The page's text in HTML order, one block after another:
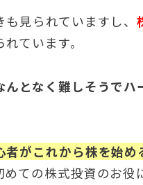
も見られていますし、
ています。
んとなく難しそうでハ
者がこれから株を始め
ての株式投資のお役